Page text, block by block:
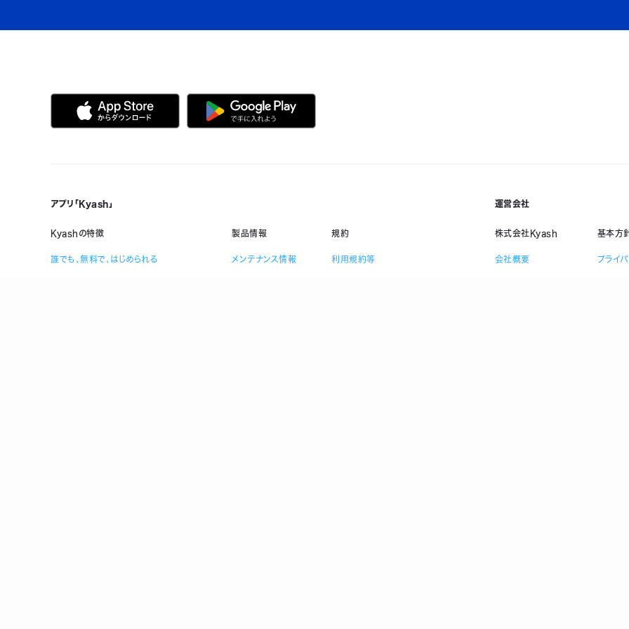
アプリ「Kyash」
Kyashの特徴
誰でも、無料で、はじめられる
製品情報
メンテナンス情報
規約
利用規約等
運営会社
株式会社Kyash
会社概要
基本方
プライ